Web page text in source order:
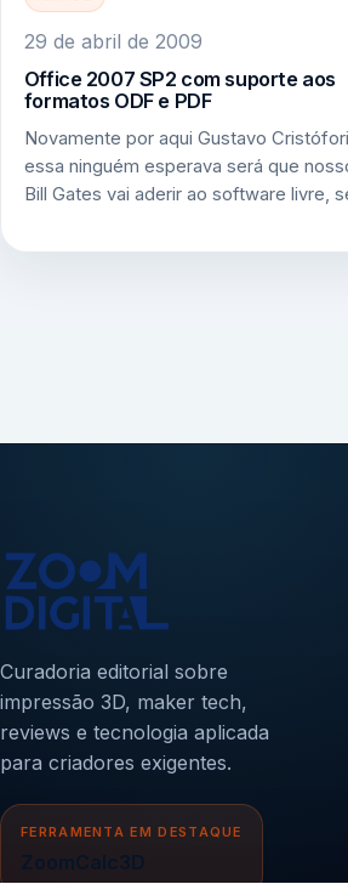
29 de abril de 2009
Office 2007 SP2 com suporte aos
formatos ODF e PDF
Novamente por aqui Gustavo
essa ninguém esperava será que
Bill Gates vai aderir ao software livre,
Curadoria editorial sobre
impressão 3D, maker tech,
reviews e tecnologia aplicada
para criadores exigentes.
FERRAMENTA EM DESTAQUE
ZoomCalc3D